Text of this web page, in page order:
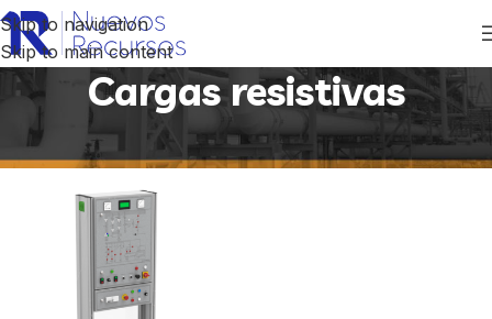
Skip to navigation
Skip to main content
Cargas resistivas
Inicio Productos etiquetados “Cargas resistivas”